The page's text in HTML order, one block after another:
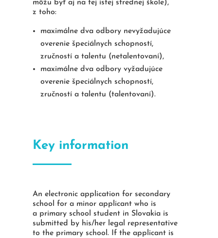
môžu byť aj na tej istej strednej škole),
z toho:
maximálne dva odbory nevyžadujúce
overenie špeciálnych schopností,
zručností a talentu (netalentovaní),
maximálne dva odbory vyžadujúce
overenie špeciálnych schopností,
zručností a talentu (talentovaní).
Key information
An electronic application for secondary
school for a minor applicant who is
a primary school student in Slovakia is
submitted by his/her legal representative
to the primary school. If the applicant is